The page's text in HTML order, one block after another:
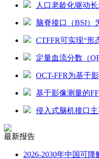
人口老龄化驱动
脑脊接口（BSI）
CTFFR可实现“形
定量血流分数（
OCT-FFR为基于
基于影像测量的
侵入式脑机接口
最新报告
2026-2030年中国可